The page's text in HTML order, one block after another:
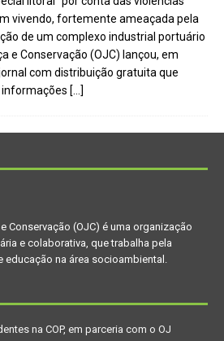
vivendo, fortemente ameaçada pela
de um complexo industrial portuário
e Conservação (OJC) lançou, em
com distribuição gratuita que
informações […]
Conservação (OJC) é uma organização
e colaborativa, que trabalha pela
educação na área socioambiental.
na COP, em parceria com o OJ